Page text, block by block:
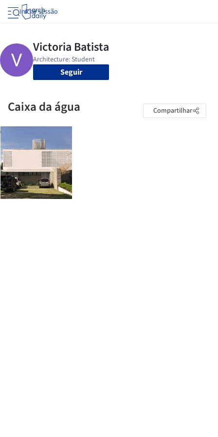
Iniciar sessão
Seguir
Caixa da água Compartilhar